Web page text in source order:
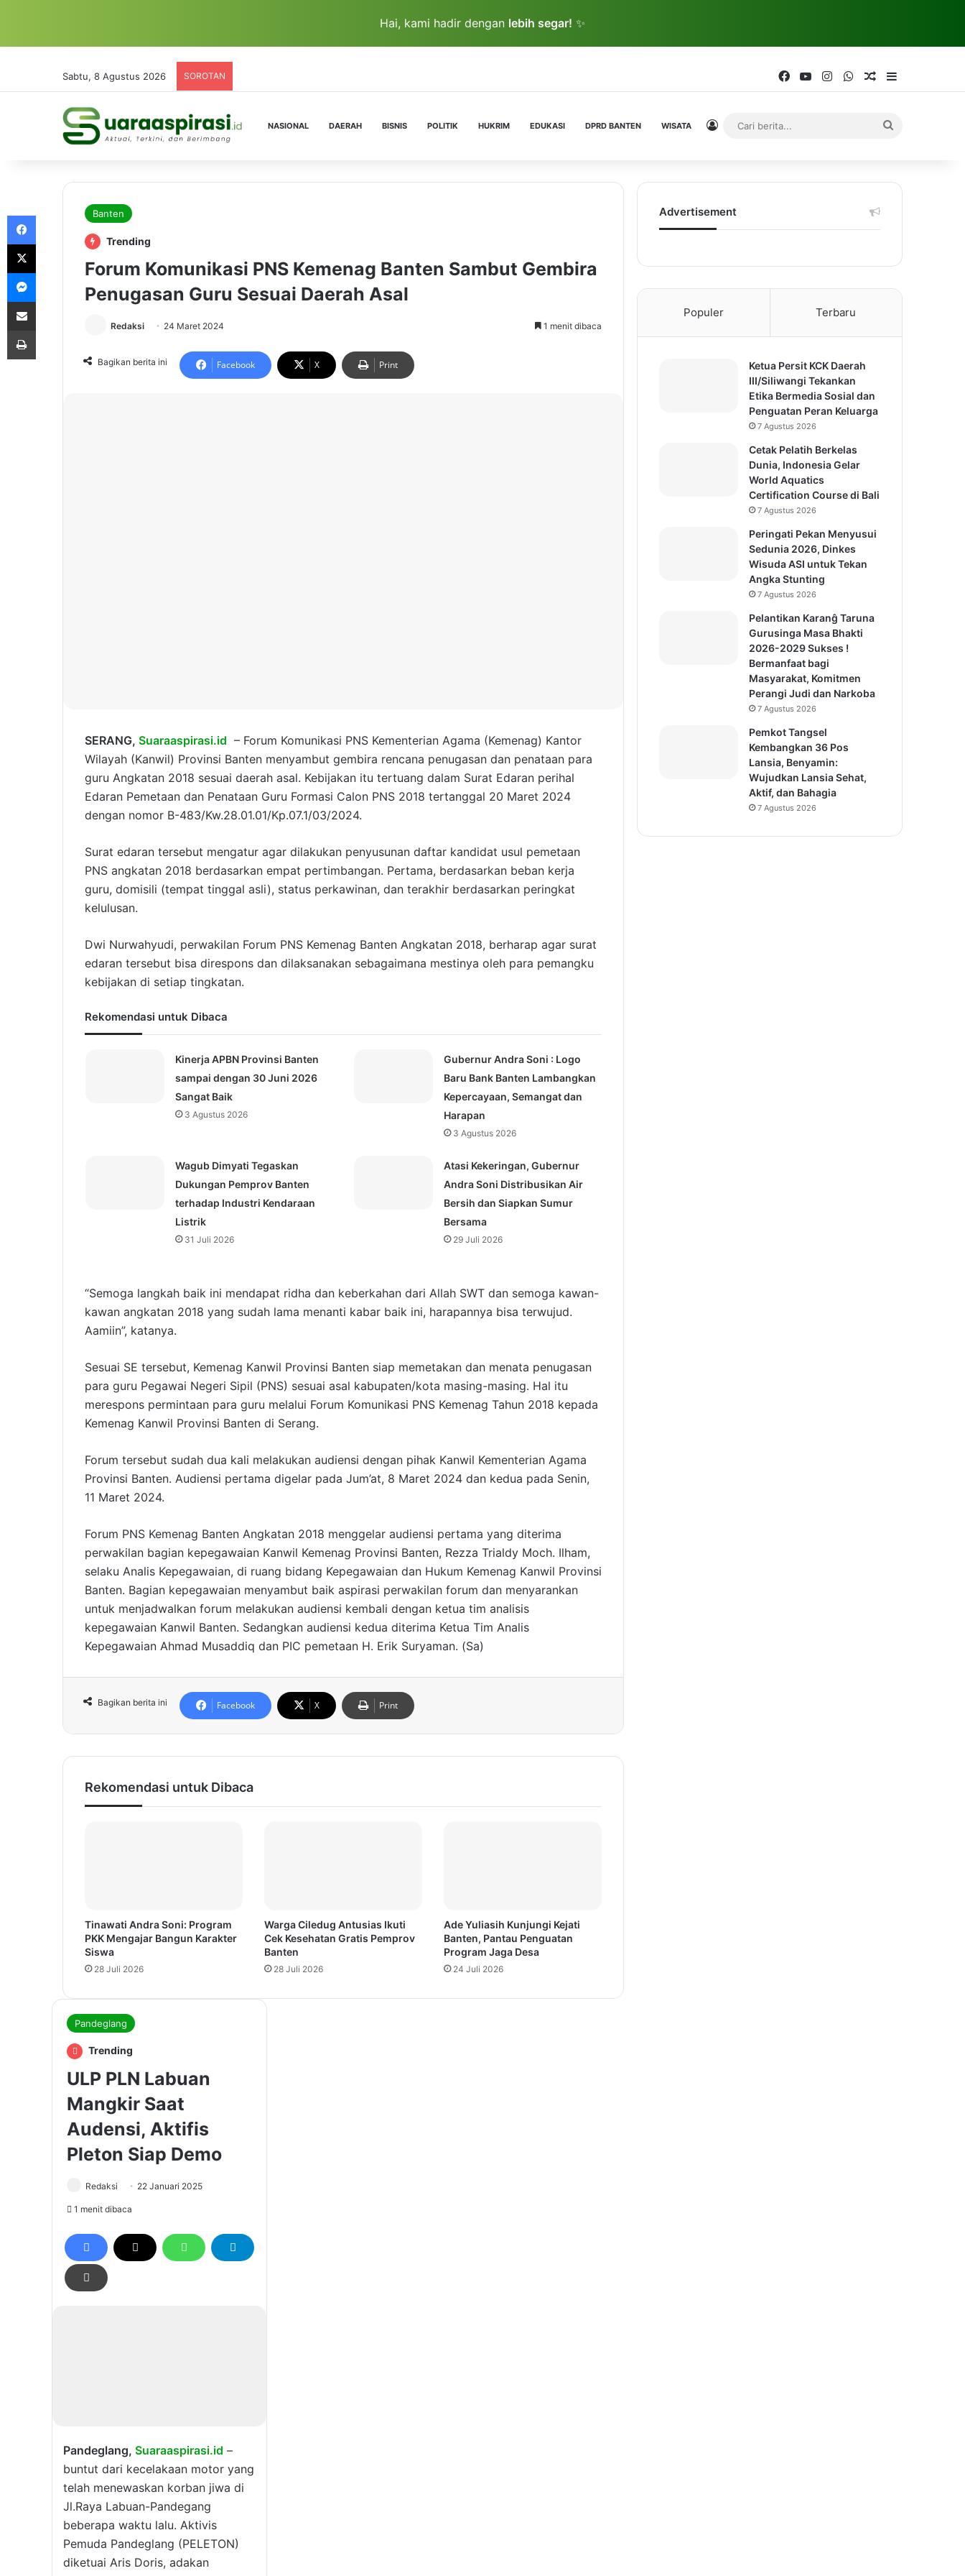
Hai, kami hadir dengan lebih segar! ✨
Sabtu, 8 Agustus 2026 SOROTAN FacebookYouTubeInstagramWhatsAppRandom Article
NASIONAL DAERAH BISNIS POLITIK HUKRIM EDUKASI DPRD BANTEN WISATA Log In
Banten
Trending
Forum Komunikasi PNS Kemenag Banten Sambut Gembira
Penugasan Guru Sesuai Daerah Asal
Redaksi 24 Maret 2024 1 menit dibaca
Bagikan berita ini Facebook X Print
SERANG, Suaraaspirasi.id – Forum Komunikasi PNS Kementerian Agama (Kemenag) Kantor
Wilayah (Kanwil) Provinsi Banten menyambut gembira rencana penugasan dan penataan para
guru Angkatan 2018 sesuai daerah asal. Kebijakan itu tertuang dalam Surat Edaran perihal
Edaran Pemetaan dan Penataan Guru Formasi Calon PNS 2018 tertanggal 20 Maret 2024
dengan nomor B-483/Kw.28.01.01/Kp.07.1/03/2024.
Surat edaran tersebut mengatur agar dilakukan penyusunan daftar kandidat usul pemetaan
PNS angkatan 2018 berdasarkan empat pertimbangan. Pertama, berdasarkan beban kerja
guru, domisili (tempat tinggal asli), status perkawinan, dan terakhir berdasarkan peringkat
kelulusan.
Dwi Nurwahyudi, perwakilan Forum PNS Kemenag Banten Angkatan 2018, berharap agar surat
edaran tersebut bisa direspons dan dilaksanakan sebagaimana mestinya oleh para pemangku
kebijakan di setiap tingkatan.
Rekomendasi untuk Dibaca
Kinerja APBN Provinsi Banten
sampai dengan 30 Juni 2026
Sangat Baik
3 Agustus 2026
Gubernur Andra Soni : Logo
Baru Bank Banten Lambangkan
Kepercayaan, Semangat dan
Harapan
3 Agustus 2026
Wagub Dimyati Tegaskan
Dukungan Pemprov Banten
terhadap Industri Kendaraan
Listrik
31 Juli 2026
Atasi Kekeringan, Gubernur
Andra Soni Distribusikan Air
Bersih dan Siapkan Sumur
Bersama
29 Juli 2026
“Semoga langkah baik ini mendapat ridha dan keberkahan dari Allah SWT dan semoga kawan-
kawan angkatan 2018 yang sudah lama menanti kabar baik ini, harapannya bisa terwujud.
Aamiin”, katanya.
Sesuai SE tersebut, Kemenag Kanwil Provinsi Banten siap memetakan dan menata penugasan
para guru Pegawai Negeri Sipil (PNS) sesuai asal kabupaten/kota masing-masing. Hal itu
merespons permintaan para guru melalui Forum Komunikasi PNS Kemenag Tahun 2018 kepada
Kemenag Kanwil Provinsi Banten di Serang.
Forum tersebut sudah dua kali melakukan audiensi dengan pihak Kanwil Kementerian Agama
Provinsi Banten. Audiensi pertama digelar pada Jum’at, 8 Maret 2024 dan kedua pada Senin,
11 Maret 2024.
Forum PNS Kemenag Banten Angkatan 2018 menggelar audiensi pertama yang diterima
perwakilan bagian kepegawaian Kanwil Kemenag Provinsi Banten, Rezza Trialdy Moch. Ilham,
selaku Analis Kepegawaian, di ruang bidang Kepegawaian dan Hukum Kemenag Kanwil Provinsi
Banten. Bagian kepegawaian menyambut baik aspirasi perwakilan forum dan menyarankan
untuk menjadwalkan forum melakukan audiensi kembali dengan ketua tim analisis
kepegawaian Kanwil Banten. Sedangkan audiensi kedua diterima Ketua Tim Analis
Kepegawaian Ahmad Musaddiq dan PIC pemetaan H. Erik Suryaman. (Sa)
Bagikan berita ini Facebook X Print
Rekomendasi untuk Dibaca
Tinawati Andra Soni: Program
PKK Mengajar Bangun Karakter
Siswa
28 Juli 2026
Warga Ciledug Antusias Ikuti
Cek Kesehatan Gratis Pemprov
Banten
28 Juli 2026
Ade Yuliasih Kunjungi Kejati
Banten, Pantau Penguatan
Program Jaga Desa
24 Juli 2026
Advertisement
Populer Terbaru
Ketua Persit KCK Daerah
III/Siliwangi Tekankan
Etika Bermedia Sosial dan
Penguatan Peran Keluarga
7 Agustus 2026
Cetak Pelatih Berkelas
Dunia, Indonesia Gelar
World Aquatics
Certification Course di Bali
7 Agustus 2026
Peringati Pekan Menyusui
Sedunia 2026, Dinkes
Wisuda ASI untuk Tekan
Angka Stunting
7 Agustus 2026
Pelantikan Karanĝ Taruna
Gurusinga Masa Bhakti
2026-2029 Sukses !
Bermanfaat bagi
Masyarakat, Komitmen
Perangi Judi dan Narkoba
7 Agustus 2026
Pemkot Tangsel
Kembangkan 36 Pos
Lansia, Benyamin:
Wujudkan Lansia Sehat,
Aktif, dan Bahagia
7 Agustus 2026
Messenger